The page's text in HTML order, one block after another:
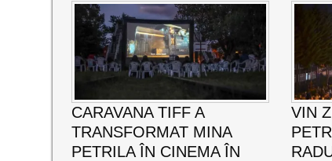
CARAVANA TIFF A
TRANSFORMAT MINA
PETRILA ÎN CINEMA ÎN
VIN